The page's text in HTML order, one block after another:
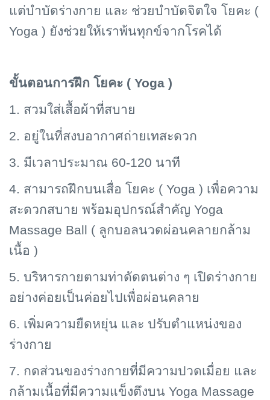
แต่บำบัดร่างกาย และ ช่วยบำบัดจิตใจ โยคะ (
Yoga ) ยังช่วยให้เราพ้นทุกข์จากโรคได้
ขั้นตอนการฝึก โยคะ ( Yoga )
1. สวมใส่เสื้อผ้าที่สบาย
2. อยู่ในที่สงบอากาศถ่ายเทสะดวก
3. มีเวลาประมาณ 60-120 นาที
4. สามารถฝึกบนเสื่อ โยคะ ( Yoga ) เพื่อความ
สะดวกสบาย พร้อมอุปกรณ์สำคัญ Yoga
Massage Ball ( ลูกบอลนวดผ่อนคลายกล้าม
เนื้อ )
5. บริหารกายตามท่าดัดตนต่าง ๆ เปิดร่างกาย
อย่างค่อยเป็นค่อยไปเพื่อผ่อนคลาย
6. เพิ่มความยืดหยุ่น และ ปรับตำแหน่งของ
ร่างกาย
7. กดส่วนของร่างกายที่มีความปวดเมื่อย และ
กล้ามเนื้อที่มีความแข็งตึงบน Yoga Massage